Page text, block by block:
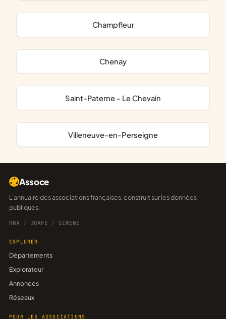
Champfleur
Chenay
Saint-Paterne - Le Chevain
Villeneuve-en-Perseigne
Assoce
L'annuaire des associations françaises, construit sur les données
publiques.
RNA / JOAFE / SIRENE
EXPLORER
Départements
Explorateur
Annonces
Réseaux
POUR LES ASSOCIATIONS